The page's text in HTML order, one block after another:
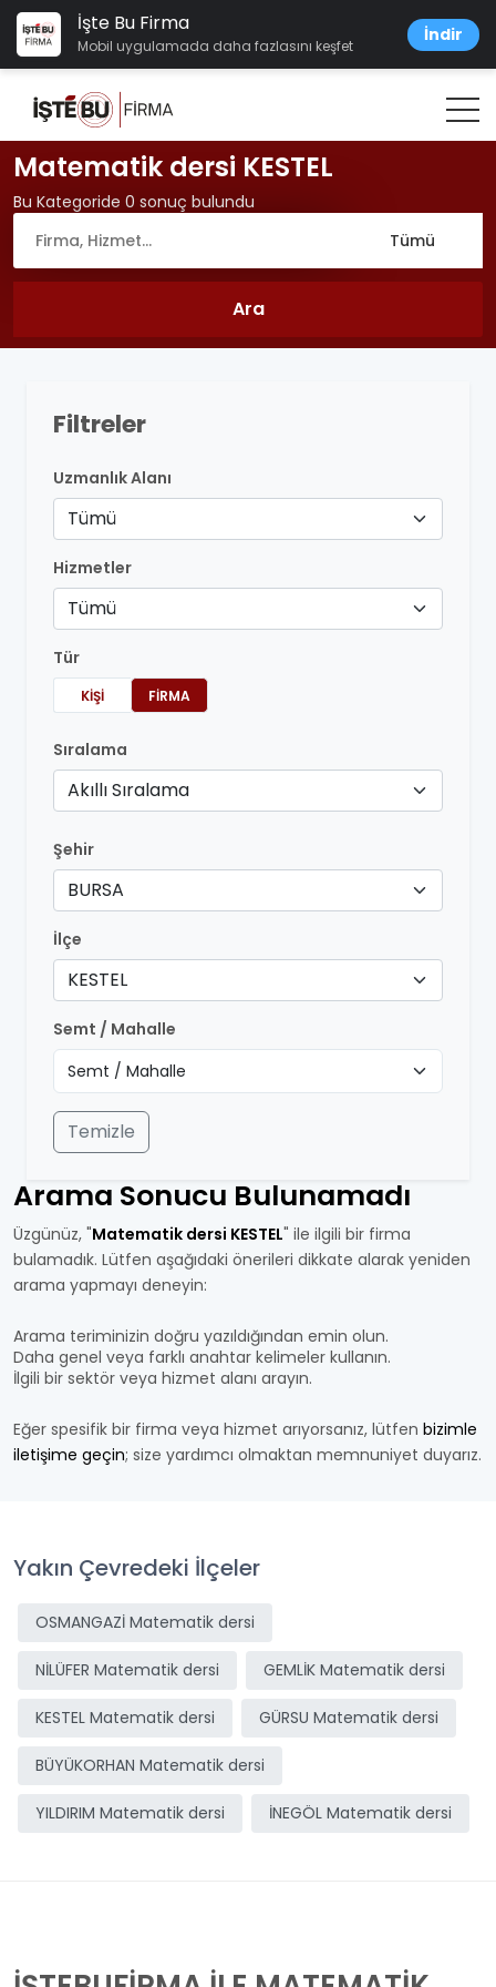
İşte Bu Firma
Mobil uygulamada daha fazlasını keşfet
İndir
Matematik dersi KESTEL
Bu Kategoride 0 sonuç bulundu
Filtreler
Uzmanlık Alanı
Tümü
Hizmetler
Tümü
Tür
KIŞI FIRMA
Sıralama
Akıllı Sıralama
Şehir
BURSA
İlçe
KESTEL
Semt / Mahalle
Temizle
Arama Sonucu Bulunamadı
Üzgünüz, "Matematik dersi KESTEL" ile ilgili bir firma
bulamadık. Lütfen aşağıdaki önerileri dikkate alarak yeniden
arama yapmayı deneyin:
Arama teriminizin doğru yazıldığından emin olun.
Daha genel veya farklı anahtar kelimeler kullanın.
İlgili bir sektör veya hizmet alanı arayın.
Eğer spesifik bir firma veya hizmet arıyorsanız, lütfen bizimle
iletişime geçin; size yardımcı olmaktan memnuniyet duyarız.
Yakın Çevredeki İlçeler
OSMANGAZİ Matematik dersi
NİLÜFER Matematik dersi GEMLİK Matematik dersi
KESTEL Matematik dersi GÜRSU Matematik dersi
BÜYÜKORHAN Matematik dersi
YILDIRIM Matematik dersi İNEGÖL Matematik dersi